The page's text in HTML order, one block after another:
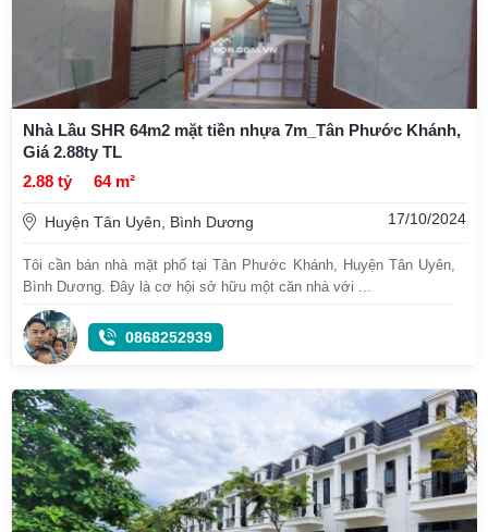
Nhà Lầu SHR 64m2 mặt tiền nhựa 7m_Tân Phước Khánh,
Giá 2.88ty TL
2.88 tỷ
64 m²
Huyện Tân Uyên, Bình Dương 17/10/2024
Tôi cần bán nhà mặt phố tại Tân Phước Khánh, Huyện Tân Uyên,
Bình Dương. Đây là cơ hội sở hữu một căn nhà với ...
0868252939